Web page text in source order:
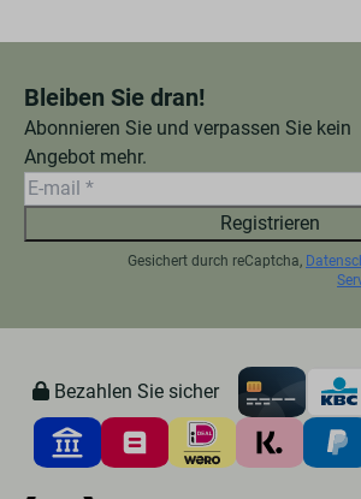
Bleiben Sie dran!
Abonnieren Sie und verpassen Sie kein
Angebot mehr.
Registrieren
Gesichert durch reCaptcha,
Bezahlen Sie sicher